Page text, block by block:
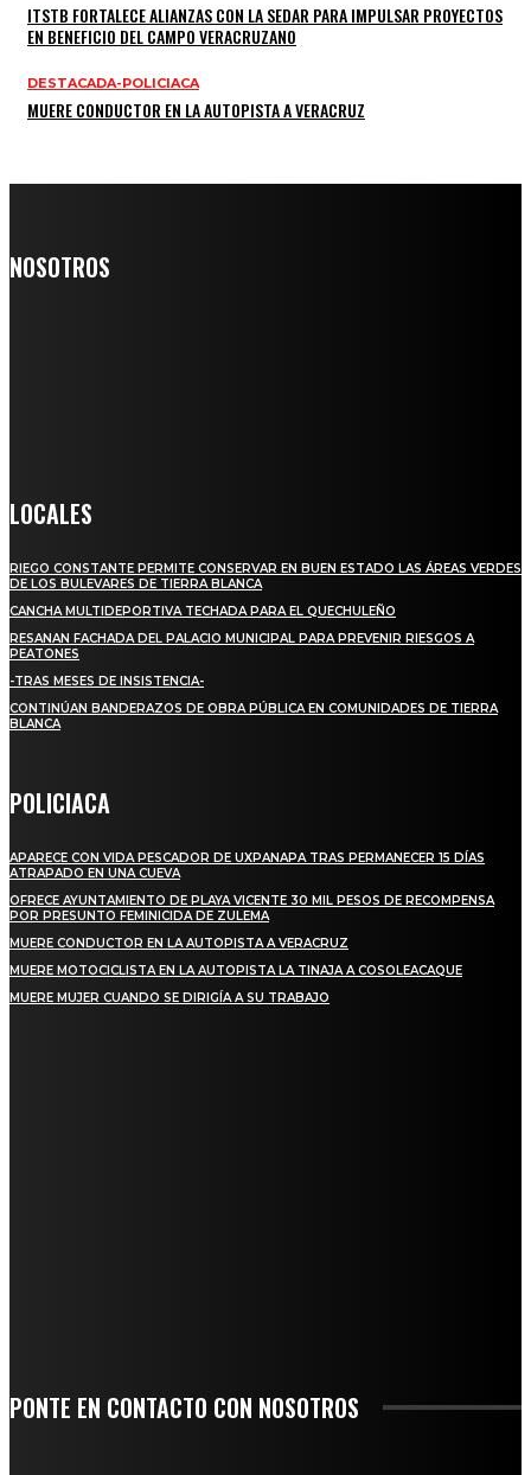
ITSTB FORTALECE ALIANZAS CON LA SEDAR PARA IMPULSAR PROYECTOS
EN BENEFICIO DEL CAMPO VERACRUZANO
DESTACADA-POLICIACA
MUERE CONDUCTOR EN LA AUTOPISTA A VERACRUZ
NOSOTROS
LOCALES
RIEGO CONSTANTE PERMITE CONSERVAR EN BUEN ESTADO LAS ÁREAS VERDES
DE LOS BULEVARES DE TIERRA BLANCA
CANCHA MULTIDEPORTIVA TECHADA PARA EL QUECHULEÑO
RESANAN FACHADA DEL PALACIO MUNICIPAL PARA PREVENIR RIESGOS A
PEATONES
-TRAS MESES DE INSISTENCIA-
CONTINÚAN BANDERAZOS DE OBRA PÚBLICA EN COMUNIDADES DE TIERRA
BLANCA
POLICIACA
APARECE CON VIDA PESCADOR DE UXPANAPA TRAS PERMANECER 15 DÍAS
ATRAPADO EN UNA CUEVA
OFRECE AYUNTAMIENTO DE PLAYA VICENTE 30 MIL PESOS DE RECOMPENSA
POR PRESUNTO FEMINICIDA DE ZULEMA
MUERE CONDUCTOR EN LA AUTOPISTA A VERACRUZ
MUERE MOTOCICLISTA EN LA AUTOPISTA LA TINAJA A COSOLEACAQUE
MUERE MUJER CUANDO SE DIRIGÍA A SU TRABAJO
PONTE EN CONTACTO CON NOSOTROS